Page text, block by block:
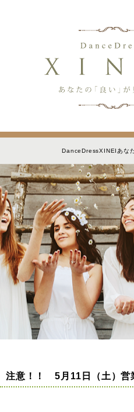
DanceDressXINEIあな
注意！！ 5月11日（土）営